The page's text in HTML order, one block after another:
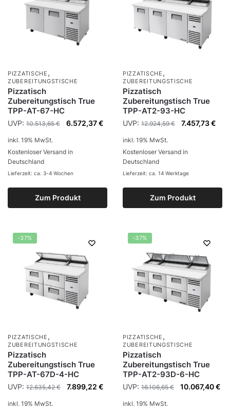
PIZZATISCHE ,
ZUBEREITUNGSTISCHE
Pizzatisch
Zubereitungstisch True
TPP-AT-67-HC
UVP: 10.513,65€ 6.572,37€
Zum Produkt
inkl. 19% MwSt.
Kostenloser Versand in
Deutschland
Lieferzeit: ca. 3-4 Wochen
PIZZATISCHE ,
ZUBEREITUNGSTISCHE
Pizzatisch
Zubereitungstisch True
TPP-AT2-93-HC
UVP: 12.924,59€ 7.457,73€
Zum Produkt
inkl. 19% MwSt.
Kostenloser Versand in
Deutschland
Lieferzeit: ca. 14 Werktage
-37%
PIZZATISCHE ,
ZUBEREITUNGSTISCHE
Pizzatisch
Zubereitungstisch True
TPP-AT-67D-4-HC
UVP: 12.635,42€ 7.899,22 €
inkl. 19% MwSt.
-37%
PIZZATISCHE ,
ZUBEREITUNGSTISCHE
Pizzatisch
Zubereitungstisch True
TPP-AT2-93D-6-HC
UVP: 16.106,65€ 10.067,40€
inkl. 19% MwSt.